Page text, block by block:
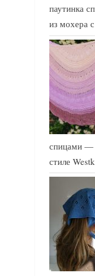
паутинка
из мохера
спицами —
стиле